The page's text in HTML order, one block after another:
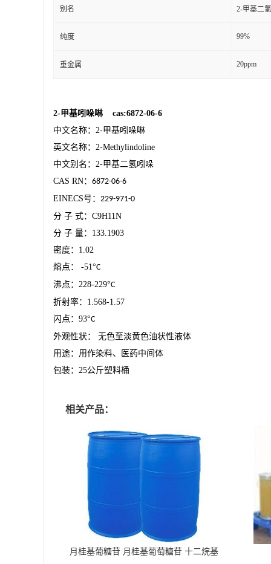
别名 2-甲基二
纯度 99%
重金属 20ppm
2-甲基吲哚啉 cas:6872-06-6
中文名称： 2-甲基吲哚啉
英文名称： 2-Methylindoline
中文别名： 2-甲基二氢吲哚
CAS RN： 6872-06-6
EINECS号： 229-971-0
分 子 式： C9H11N
分 子 量： 133.1903
密度： 1.02
熔点：
-51°C
沸点： 228-229°C
折射率： 1.568-1.57
闪点： 93°C
外观性状：
无色至淡黄色油状性液体
用途：用作染料、医药中间体
包装： 25公斤塑料桶
相关产品：
月桂基葡糖苷 月桂基葡萄糖苷 十二烷基